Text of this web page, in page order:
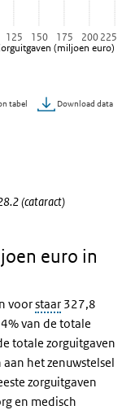
(miljoen euro)
125 150 175 200225
tabel Download data
(cataract)
euro in
voorstaar 327,8
van de totale
totale zorguitgaven
het zenuwstelsel
zorguitgaven
en medisch